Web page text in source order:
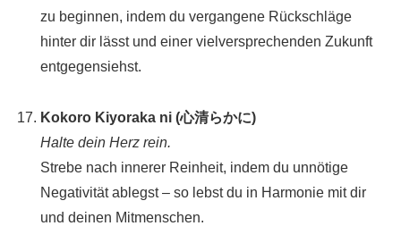
zu beginnen, indem du vergangene Rückschläge
hinter dir lässt und einer vielversprechenden Zukunft
entgegensiehst.
Kokoro Kiyoraka ni (心清らかに)
Halte dein Herz rein.
Strebe nach innerer Reinheit, indem du unnötige
Negativität ablegst – so lebst du in Harmonie mit dir
und deinen Mitmenschen.